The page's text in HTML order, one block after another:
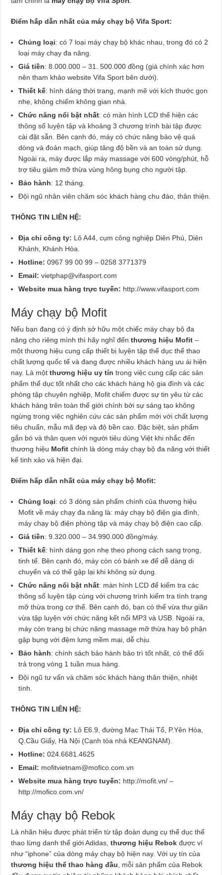
Điểm hấp dẫn nhất của máy chạy bộ Vifa Sport:
Chủng loại: có 7 loại máy chạy bộ khác nhau, trong đó có 2
loại máy chạy đa năng.
Giá tiền: 8.000.000 – 31. 500.000 đồng (giá chính xác hơn
nên tham khảo website Vifa Sport bên dưới).
Thiết kế: hình dáng thời trang, mạnh mẽ với kích thước gọn
nhẹ, không chiếm không gian nhà.
Chức năng nổi bật nhất: có màn hình LCD thể hiện các
thông số luyện tập và khoảng 3 chương trình bài tập được
cài đặt sẵn. Bên cạnh đó, máy có chức năng bảo vệ quá
dòng và đoản mạch, giúp tăng độ bền và an toàn sử dụng.
Ngoài ra, máy được lắp máy massage với 600 vòng/phút, hỗ
trợ tiêu giảm mỡ thừa vùng hông bụng cho người tập.
Bảo hành: 12 tháng.
Đội ngũ nhân viên chăm sóc khách hàng chu đáo, thân thiện.
THÔNG TIN LIÊN HỆ:
Địa chỉ công ty: Lô A44, cụm công nghiệp Diên Phú, Diên
Khánh, Khánh Hòa.
Hotline:0967 99 00 99 – 0258 3771379
Email:vietphap@vifasport.com
Website mua hàng trực tuyến: http://www.vifasport.com
Máy chạy bộ Mofit
Nếu bạn đang có ý định sở hữu một chiếc máy chạy bộ đa
năng cho riêng mình thì hãy nghĩ đếnthương hiệu Mofit –
một thương hiệu cung cấp thiết bị luyện tập thể dục thể thao
chất lượng quốc tế và đang được nhiều khách hàng ưu ái hiện
nay. Là mộtthương hiệu uy tín trong việc cung cấp các sản
phẩm thể dục tốt nhất cho các khách hàng hộ gia đình và các
phòng tập chuyên nghiệp, Mofit chiếm được sự tin yêu từ các
khách hàng trên toàn thế giới chính bởi sự sáng tạo không
ngừng trong việc nghiên cứu các sản phẩm mới với chất lượng
tiêu chuẩn, mẫu mã đẹp và độ bền cao. Đặc biệt, sản phẩm
gắn bó và thân quen với người tiêu dùng Việt khi nhắc đến
thương hiệu Mofit chính là dòng máy chạy bộ đa năng với thiết
kế tinh xảo và hiện đại.
Điểm hấp dẫn nhất của máy chạy bộ Mofit:
Chủng loại: có 3 dòng sản phẩm chính của thương hiệu
Mofit về máy chạy đa năng là: máy chạy bộ điện gia đình,
máy chạy bộ điện phòng tập và máy chạy bộ điện cao cấp.
Giá tiền: 9.320.000 – 34.990.000 đồng/máy.
Thiết kế: hình dáng gọn nhẹ theo phong cách sang trọng,
tinh tế. Bên cạnh đó, máy còn có bánh xe để dễ dàng di
chuyển và có thể gập lại khi không sử dụng.
Chức năng nổi bật nhất: màn hình LCD để kiểm tra các
thông số luyện tập cùng với chương trình kiểm tra tình trạng
mỡ thừa trong cơ thể. Bên cạnh đó, bạn có thể vừa thư giãn
vừa tập luyện với chức năng kết nối MP3 và USB. Ngoài ra,
máy còn trang bị chức năng massage mỡ thừa hay bộ phận
gập bụng với đệm lưng mềm mại, dễ chịu.
Bảo hành: chính sách bảo hành bảo trì tốt nhất, có thể đổi
trả trong vòng 1 tuần mua hàng.
Đội ngũ tư vấn và chăm sóc khách hàng thân thiện, nhiệt
tình.
THÔNG TIN LIÊN HỆ:
Địa chỉ công ty: Lô E6.9, đường Mạc Thái Tổ, P.Yên Hòa,
Q.Cầu Giấy, Hà Nội (Cạnh tòa nhà KEANGNAM).
Hotline:024.6681.4625
Email: mofitvietnam@mofico.com.vn
Website mua hàng trực tuyến: http://mofit.vn/ –
http://mofico.com.vn/
Máy chạy bộ Rebok
Là nhãn hiệu được phát triển từ tập đoàn dụng cụ thể dục thể
thao lừng danh thế giới Adidas,thương hiệu Rebokđược ví
như “iphone” của dòng máy chạy bộ hiện nay. Với uy tín của
thương hiệu thể thao hàng đầu , mỗi sản phẩm của Rebok